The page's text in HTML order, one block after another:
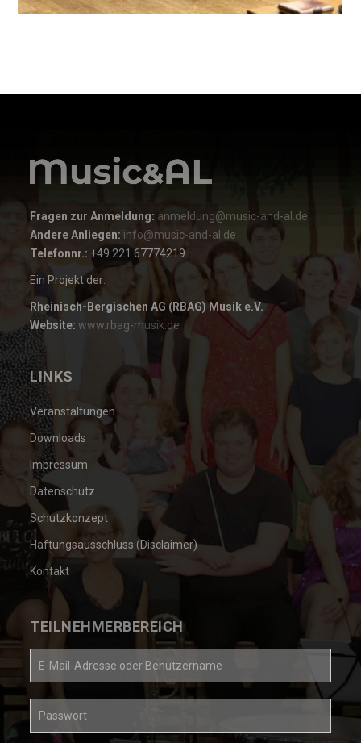
Fragen zur Anmeldung: anmeldung@music-and-al.de
Andere Anliegen: info@music-and-al.de
Telefonnr.: +49 221 67774219
Ein Projekt der:
Rheinisch-Bergischen AG (RBAG) Musik e.V.
Website: www.rbag-musik.de
LINKS
Veranstaltungen
Downloads
Impressum
Datenschutz
Schutzkonzept
Haftungsausschluss (Disclaimer)
Kontakt
TEILNEHMERBEREICH
E-
Kontoname
*
Passwort